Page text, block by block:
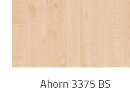
Ahorn 3375 BS